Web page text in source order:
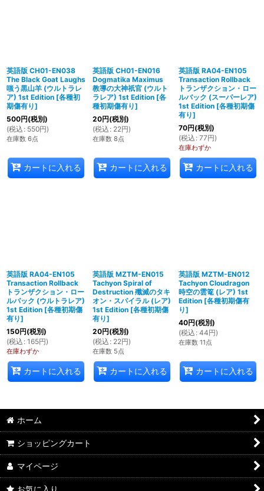
英語版 CH01-EN038
The Black Goat Laughs
嗤う黒山羊 (ウルトラレ
ア) 1st Edition [各種初
期傷有り]
500円(税別)
(税込 : 550円)
在庫数 6点
カートに入れる
英語版 CH01-EN016
Dogmatika Maximus
教導の大神祇官 (ウルト
ラレア) 1st Edition [各
種初期傷有り]
20円(税別)
(税込 : 22円)
在庫数 8点
カートに入れる
英語版 RA04-EN105
Transaction Rollback
トランザクション・ロー
ルバック (スーパーレア)
1st Edition [各種初期傷
有り]
70円(税別)
(税込 : 77円)
在庫わずか
カートに入れる
英語版 RA04-EN105
Transaction Rollback
トランザクション・ロー
ルバック (ウルトラレア)
1st Edition [各種初期傷
有り]
150円(税別)
(税込 : 165円)
在庫わずか
カートに入れる
英語版 MZTM-EN015
Tachyon Spiral of
Destruction 殲滅のタキ
オン・スパイラル (レア)
1st Edition [各種初期傷
有り]
20円(税別)
(税込 : 22円)
在庫数 5点
カートに入れる
英語版 MZTM-EN012
Tachyon Cloudragon
時空の雲篭 (レア) 1st
Edition [各種初期傷有
り]
40円(税別)
(税込 : 44円)
在庫数 11点
カートに入れる
ホーム
ショッピングカート
マイページ
お気に入り